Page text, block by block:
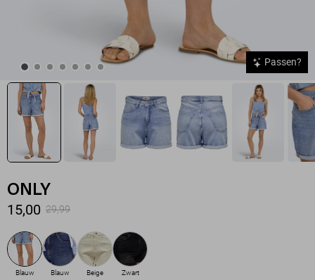
Passen?
ONLY
15,00 29,99
Blauw Blauw Beige Zwart